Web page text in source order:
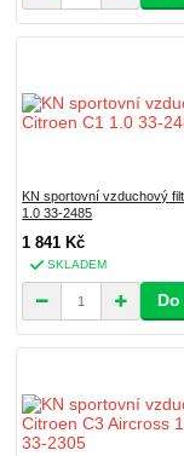
KN sportovní vzduchový
1.0 33-2485
1 841 Kč
SKLADEM